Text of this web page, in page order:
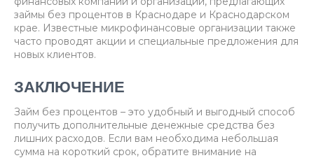
займы без процентов в Краснодаре и Краснодарском
крае. Известные микрофинансовые организации также
часто проводят акции и специальные предложения для
новых клиентов.
ЗАКЛЮЧЕНИЕ
Займ без процентов – это удобный и выгодный способ
получить дополнительные денежные средства без
лишних расходов. Если вам необходима небольшая
сумма на короткий срок, обратите внимание на